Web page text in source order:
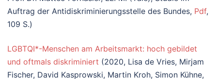
Auftrag der Antidiskriminierungsstelle des Bundes, Pdf,
109 S.)
LGBTQI*-Menschen am Arbeitsmarkt: hoch gebildet
und oftmals diskriminiert (2020, Lisa de Vries, Mirjam
Fischer, David Kasprowski, Martin Kroh, Simon Kühne,